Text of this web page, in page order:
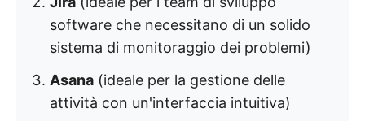
software che necessitano di un solido
sistema di monitoraggio dei problemi)
Asana (ideale per la gestione delle
attività con un'interfaccia intuitiva)